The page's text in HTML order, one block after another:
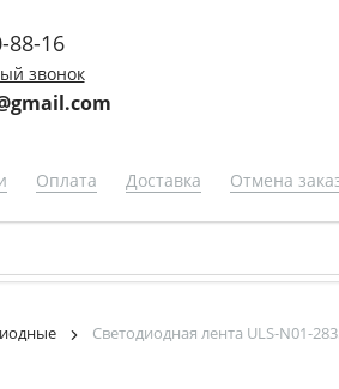
88-16
звонок
Оплата Доставка Отмена
Светодиодная лента ULS-N01-